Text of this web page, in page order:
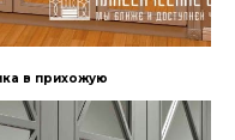
в прихожую